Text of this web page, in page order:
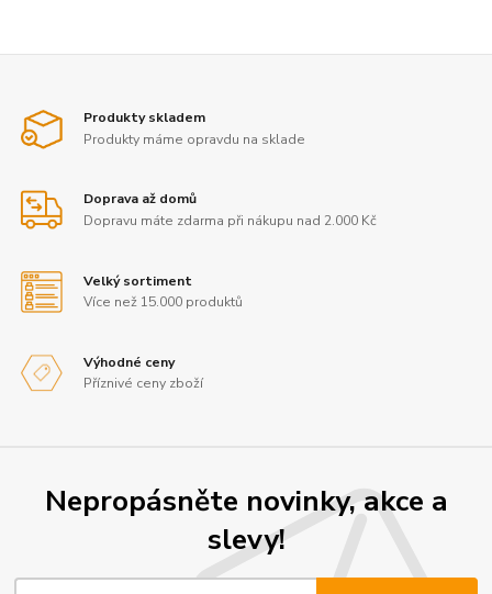
Produkty skladem
Produkty máme opravdu na sklade
Doprava až domů
Dopravu máte zdarma při nákupu nad 2.000 Kč
Velký sortiment
Více než 15.000 produktů
Výhodné ceny
Příznivé ceny zboží
Nepropásněte novinky, akce a
slevy!